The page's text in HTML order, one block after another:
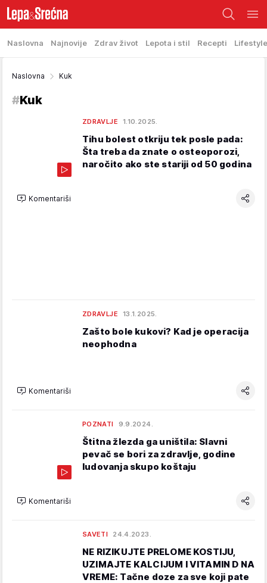
Naslovna Najnovije Zdrav život Lepota i stil Recepti Lifestyle
Naslovna Kuk
#Kuk
ZDRAVLJE 1.10.2025.
Tihu bolest otkriju tek posle pada:
Šta treba da znate o osteoporozi,
naročito ako ste stariji od 50 godina
Komentariši
ZDRAVLJE 13.1.2025.
Zašto bole kukovi? Kad je operacija
neophodna
Komentariši
POZNATI 9.9.2024.
Štitna žlezda ga uništila: Slavni
pevač se bori za zdravlje, godine
ludovanja skupo koštaju
Komentariši
SAVETI 24.4.2023.
NE RIZIKUJTE PRELOME KOSTIJU,
UZIMAJTE KALCIJUM I VITAMIN D NA
VREME: Tačne doze za sve koji pate